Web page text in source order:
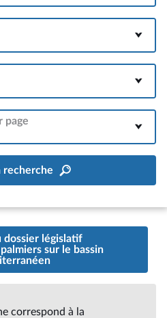
page
recherche
dossier législatif
sur le bassin
correspond à la